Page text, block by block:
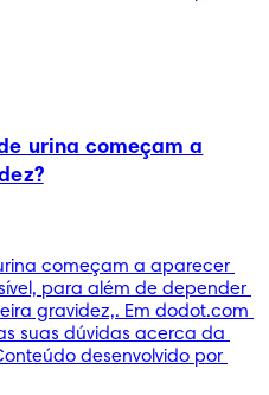
urina começam a
começam a aparecer
para além de depender
gravidez,. Em dodot.com
suas dúvidas acerca da
desenvolvido por